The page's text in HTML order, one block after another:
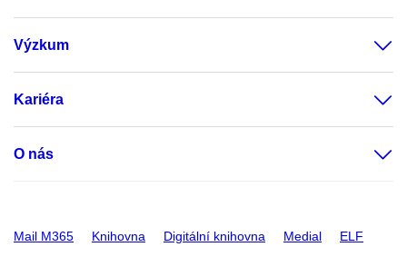
Výzkum
Kariéra
O nás
Mail M365 Knihovna Digitální knihovna Medial ELF